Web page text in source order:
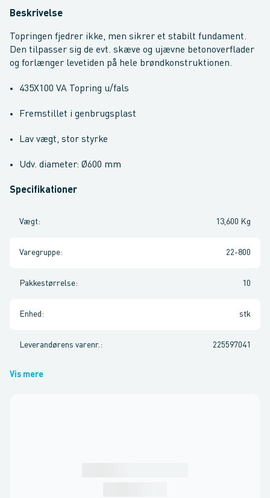
Beskrivelse
Topringen fjedrer ikke, men sikrer et stabilt fundament.
Den tilpasser sig de evt. skæve og ujævne betonoverflader
og forlænger levetiden på hele brøndkonstruktionen.
435X100 VA Topring u/fals
Fremstillet i genbrugsplast
Lav vægt, stor styrke
Udv. diameter: Ø600 mm
Specifikationer
Vægt: 13,600 Kg
Varegruppe: 22-800
Pakkestørrelse: 10
Enhed : stk
Leverandørens varenr. : 225597041
Vis mere